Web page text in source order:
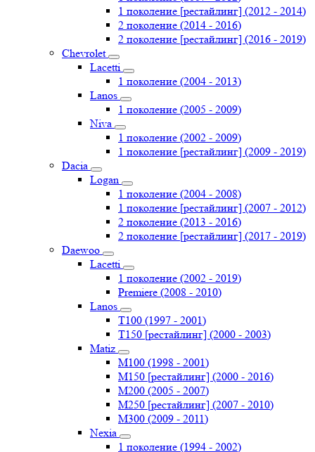
1 поколение [рестайлинг] (2012 - 2014)
2 поколение (2014 - 2016)
2 поколение [рестайлинг] (2016 - 2019)
Chevrolet
Lacetti
1 поколение (2004 - 2013)
Lanos
1 поколение (2005 - 2009)
Niva
1 поколение (2002 - 2009)
1 поколение [рестайлинг] (2009 - 2019)
Dacia
Logan
1 поколение (2004 - 2008)
1 поколение [рестайлинг] (2007 - 2012)
2 поколение (2013 - 2016)
2 поколение [рестайлинг] (2017 - 2019)
Daewoo
Lacetti
1 поколение (2002 - 2019)
Premiere (2008 - 2010)
Lanos
T100 (1997 - 2001)
T150 [рестайлинг] (2000 - 2003)
Matiz
M100 (1998 - 2001)
M150 [рестайлинг] (2000 - 2016)
M200 (2005 - 2007)
M250 [рестайлинг] (2007 - 2010)
M300 (2009 - 2011)
Nexia
1 поколение (1994 - 2002)